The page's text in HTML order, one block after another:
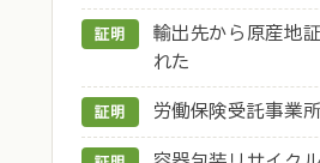
証明
輸出先から原産地
れた
証明 労働保険受託事業